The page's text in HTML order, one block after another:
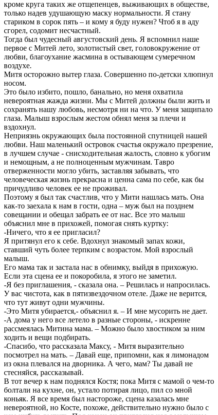
кроме круга таких же отщепенцев, выживающих в обществе,
только надев удушающую маску нормальности. Я стану
стариком в сорок пять – и кому я буду нужен? Чтоб я в аду
сгорел, содомит несчастный.
Тогда был чудесный августовский день. Я вспомнил наше
первое с Митей лето, золотистый свет, головокружение от
любви, благоухание жасмина в остывающем сумеречном
воздухе.
Митя осторожно вытер глаза. Совершенно по-детски хлюпнул
носом.
Это было избито, пошло, банально, но меня охватила
невероятная жажда жизни. Мы с Митей должны были жить и
сохранять нашу любовь, несмотря ни на что. У меня защипало
глаза. Малыш взрослым жестом обнял меня за плечи и
вздохнул.
Неприязнь окружающих была постоянной спутницей нашей
любви. Наш маленький островок счастья окружало презрение,
в лучшем случае - снисходительная жалость, словно к убогим
и немощным, а не полноценным мужчинам. Тавро
отверженности могло убить, заставляя забывать, что
человеческая жизнь прекрасна и ценна сама по себе, как бы
причудливо человек ее не проживал.
Поэтому я был так счастлив, что у Мити нашлась мать. Она
как-то заехала к нам в гости, одна – муж был на позднем
совещании и обещал забрать ее от нас. Все это малыш
объяснил мне в прихожей, помогая снять куртку:
-Ничего, что я ее пригласил?
Я притянул его к себе. Вдохнул знакомый запах кожи,
ставший чуть более терпким с возрастом. Мой взрослый
малыш.
Его мама так и застала нас в обнимку, выйдя в прихожую.
Если эта сцена ее и покоробила, я этого не заметил.
-Я без приглашения, - сказала она. – Решилась и напросилась.
У вас чистота, как в пятизвездочном отеле. Даже не верится,
что тут живут одни мужчины.
-Это Митя убирается,- объяснил я. – И мне мусорить не дает.
-А дома у него все летело в разные стороны, - искренне
рассмеялась Митина мама. – Можно было хвостиком за ним
ходить и вещи подбирать.
-Спасибо, что рассказала Максу, - Митя выразительно
посмотрел на мать. – Давай еще, припомни, как я лимонадом
из окна плевался на дворника. А чего, мам? Ты давай не
стесняйся, рассказывай.
В тот вечер к нам поднялся Костя; пока Митя с мамой о чем-то
болтали на кухне, он, устало потирая лицо, пил со мной
коньяк. Я все время был настороже, сцена казалась мне
невероятной, но Косте, похоже, действительно нужно было с